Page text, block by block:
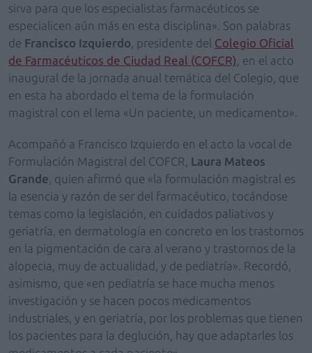
sirva para que los especialistas farmacéuticos se
especialicen aún más en esta disciplina». Son palabras
de Francisco Izquierdo , presidente del Colegio Oficial
de Farmacéuticos de Ciudad Real (COFCR) , en el acto
inaugural de la jornada anual temática del Colegio, que
en esta ha abordado el tema de la formulación
magistral con el lema «Un paciente, un medicamento».
Acompañó a Francisco Izquierdo en el acto la vocal de
Formulación Magistral del COFCR, Laura Mateos
Grande , quien afirmó que «la formulación magistral es
la esencia y razón de ser del farmacéutico, tocándose
temas como la legislación, en cuidados paliativos y
geriatría, en dermatología en concreto en los trastornos
en la pigmentación de cara al verano y trastornos de la
alopecia, muy de actualidad, y de pediatría». Recordó,
asimismo, que «en pediatría se hace mucha menos
investigación y se hacen pocos medicamentos
industriales, y en geriatría, por los problemas que tienen
los pacientes para la deglución, hay que adaptarles los